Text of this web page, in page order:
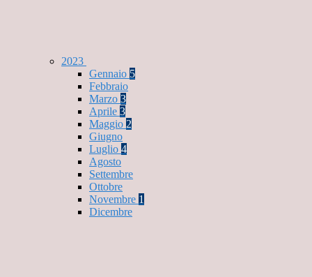
2023
Gennaio 5
Febbraio
Marzo 3
Aprile 3
Maggio 2
Giugno
Luglio 4
Agosto
Settembre
Ottobre
Novembre 1
Dicembre